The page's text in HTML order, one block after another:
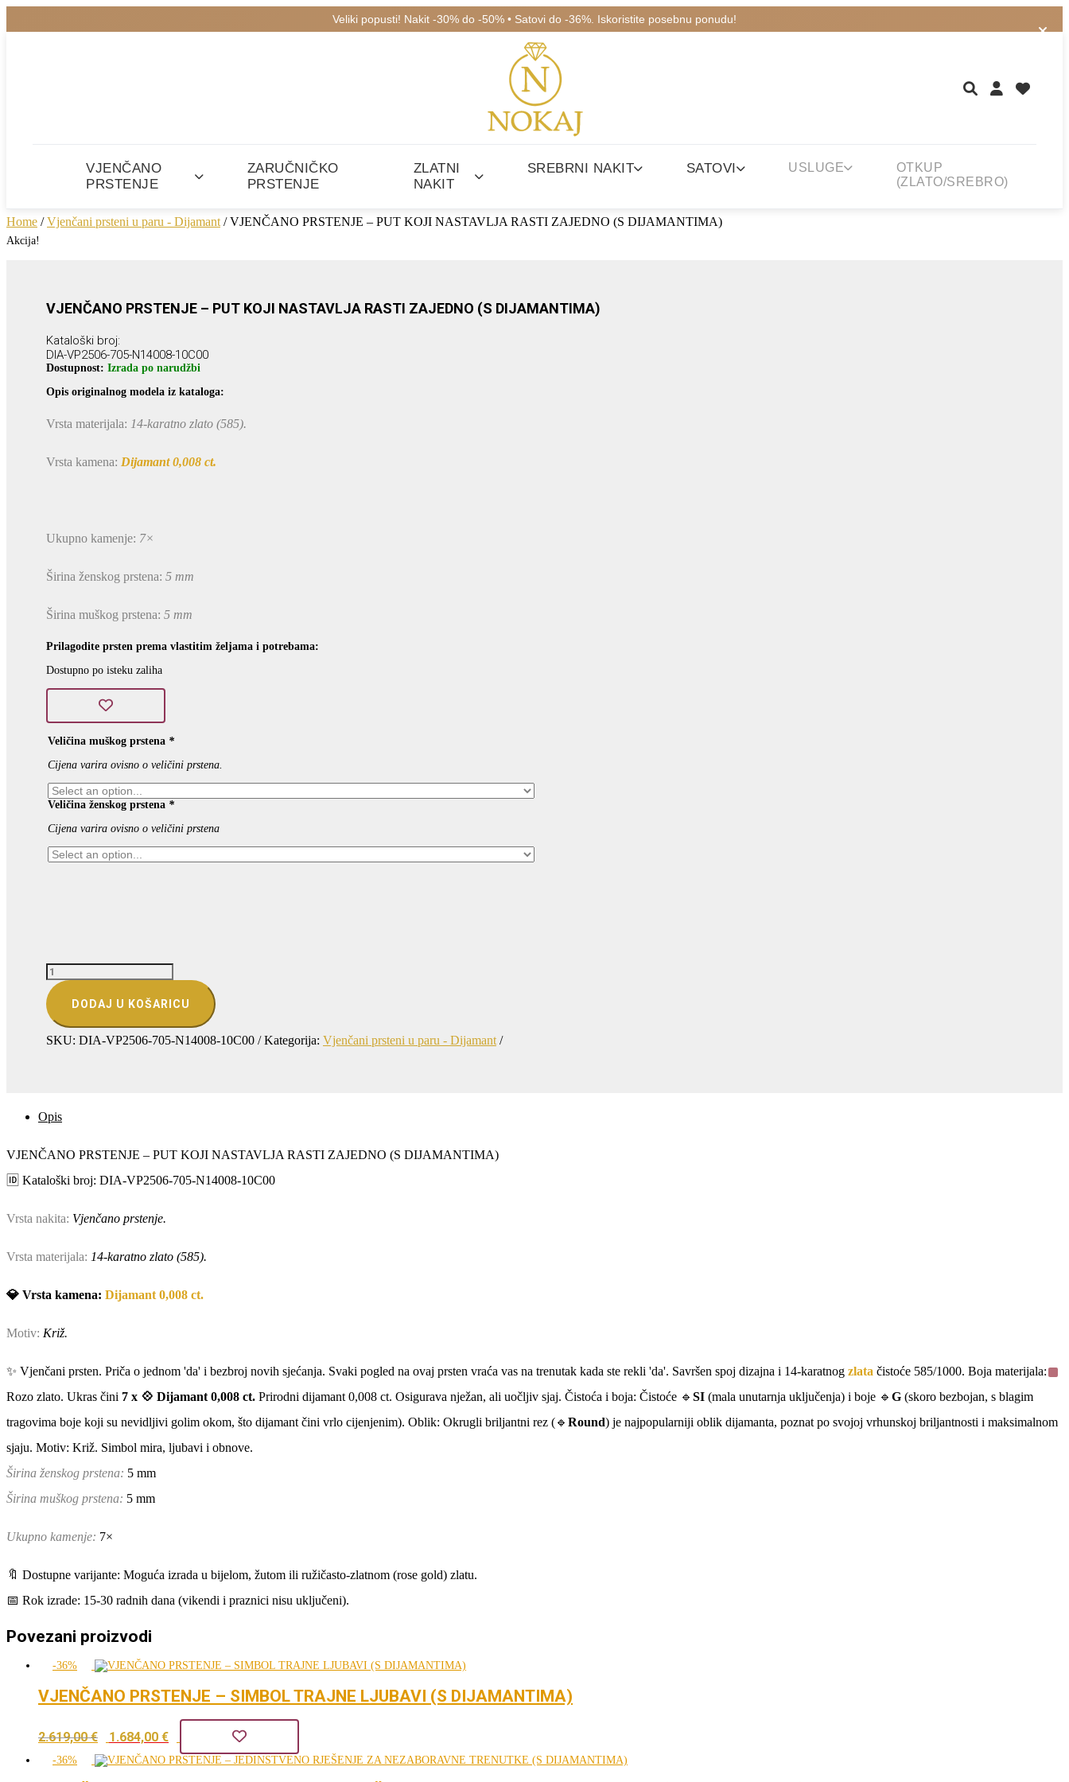
Veliki popusti! Nakit -30% do -50% • Satovi do -36%. Iskoristite posebnu ponudu!
VJENČANO
PRSTENJE
ZARUČNIČKO
PRSTENJE
ZLATNI
NAKIT
SREBRNI NAKIT SATOVI USLUGE
OTKUP
(ZLATO/SREBRO)
Home /Vjenčani prsteni u paru - Dijamant / VJENČANO PRSTENJE – PUT KOJI NASTAVLJA RASTI ZAJEDNO (S DIJAMANTIMA)
Akcija!
VJENČANO PRSTENJE – PUT KOJI NASTAVLJA RASTI ZAJEDNO (S DIJAMANTIMA)
Kataloški broj:
DIA-VP2506-705-N14008-10C00
Dostupnost: Izrada po narudžbi
Opis originalnog modela iz kataloga:
Vrsta materijala: 14-karatno zlato (585).
Vrsta kamena: Dijamant 0,008 ct.
Ukupno kamenje: 7×
Širina ženskog prstena: 5 mm
Širina muškog prstena: 5 mm
Prilagodite prsten prema vlastitim željama i potrebama:
Dostupno po isteku zaliha
Veličina muškog prstena *
Cijena varira ovisno o veličini prstena.
Veličina ženskog prstena *
Cijena varira ovisno o veličini prstena
VJENČANO
PRSTENJE
–
PUT
KOJI
NASTAVLJA
RASTI
DODAJ U KOŠARICU
SKU: DIA-VP2506-705-N14008-10C00 Kategorija: Vjenčani prsteni u paru - Dijamant
Opis
VJENČANO PRSTENJE – PUT KOJI NASTAVLJA RASTI ZAJEDNO (S DIJAMANTIMA)
🆔 Kataloški broj: DIA-VP2506-705-N14008-10C00
Vrsta nakita: Vjenčano prstenje.
Vrsta materijala: 14-karatno zlato (585).
💎 Vrsta kamena: Dijamant 0,008 ct.
Motiv: Križ.
✨ Vjenčani prsten. Priča o jednom 'da' i bezbroj novih sjećanja. Svaki pogled na ovaj prsten vraća vas na trenutak kada ste rekli 'da'. Savršen spoj dizajna i 14-karatnog zlata čistoće 585/1000. Boja materijala:
Rozo zlato. Ukras čini 7 x 💠 Dijamant 0,008 ct. Prirodni dijamant 0,008 ct. Osigurava nježan, ali uočljiv sjaj. Čistoća i boja: Čistoće 🔹 SI (mala unutarnja uključenja) i boje 🔹 G (skoro bezbojan, s blagim
tragovima boje koji su nevidljivi golim okom, što dijamant čini vrlo cijenjenim). Oblik: Okrugli briljantni rez (🔹 Round) je najpopularniji oblik dijamanta, poznat po svojoj vrhunskoj briljantnosti i maksimalnom
sjaju. Motiv: Križ. Simbol mira, ljubavi i obnove.
Širina ženskog prstena: 5 mm
Širina muškog prstena: 5 mm
Ukupno kamenje: 7×
🔖 Dostupne varijante: Moguća izrada u bijelom, žutom ili ružičasto-zlatnom (rose gold) zlatu.
📅 Rok izrade: 15-30 radnih dana (vikendi i praznici nisu uključeni).
Povezani proizvodi
-36%
VJENČANO PRSTENJE – SIMBOL TRAJNE LJUBAVI (S DIJAMANTIMA)
2.619,00€
Izvorna
cijena
1.684,00 €
cijena
-36%